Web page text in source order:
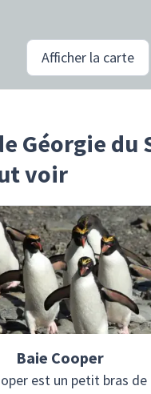
Afficher la carte
Géorgie du
voir
Baie Cooper
est un petit bras